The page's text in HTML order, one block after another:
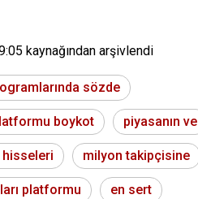
kaynağından arşivlendi
sözde
boykot piyasanın ve
milyon takipçisine
platformu en sert